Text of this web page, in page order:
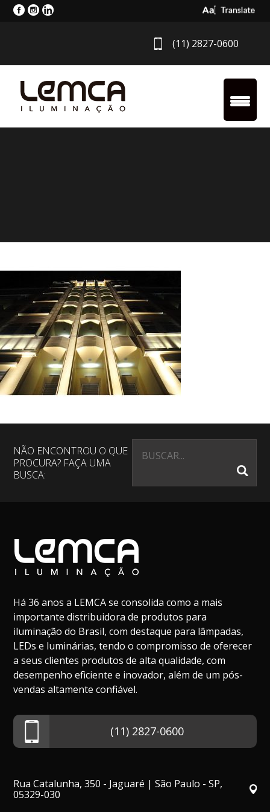
Select
(11) 2827-0600
NÃO ENCONTROU O QUE
PROCURA? FAÇA UMA
BUSCA:
Há 36 anos a LEMCA se consolida como a mais
importante distribuidora de produtos para
iluminação do Brasil, com destaque para lâmpadas,
LEDs e luminárias, tendo o compromisso de oferecer
a seus clientes produtos de alta qualidade, com
desempenho eficiente e inovador, além de um pós-
vendas altamente confiável.
(11) 2827-0600
Rua Catalunha, 350 - Jaguaré | São Paulo - SP,
05329-030